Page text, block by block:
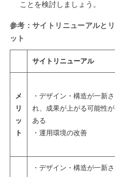
ことを検討しましょう。
参考：サイトリニューアルと
ット
サイトリニューアル
メ
リ
ッ
ト
・デザイン・構造が一新さ
れ、成果が上がる可能性が
ある
・運用環境の改善
・デザイン・構造が一新さ